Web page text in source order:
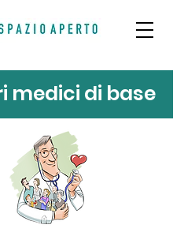
medici di base